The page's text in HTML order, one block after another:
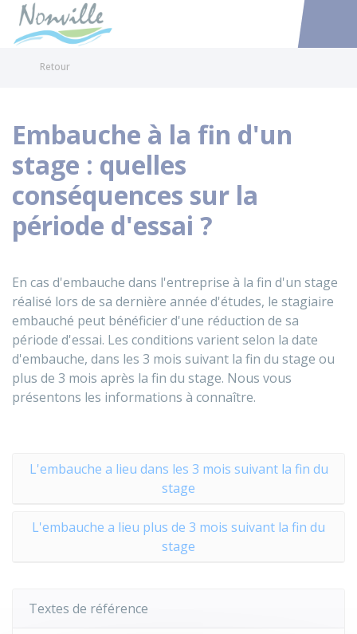
Accéder
Retour
Embauche à la fin d'un
stage : quelles
conséquences sur la
période d'essai ?
En cas d'embauche dans l'entreprise à la fin d'un stage
réalisé lors de sa dernière année d'études, le stagiaire
embauché peut bénéficier d'une réduction de sa
période d'essai. Les conditions varient selon la date
d'embauche, dans les 3 mois suivant la fin du stage ou
plus de 3 mois après la fin du stage. Nous vous
présentons les informations à connaître.
L'embauche a lieu dans les 3 mois suivant la fin du
stage
L'embauche a lieu plus de 3 mois suivant la fin du
stage
Textes de référence